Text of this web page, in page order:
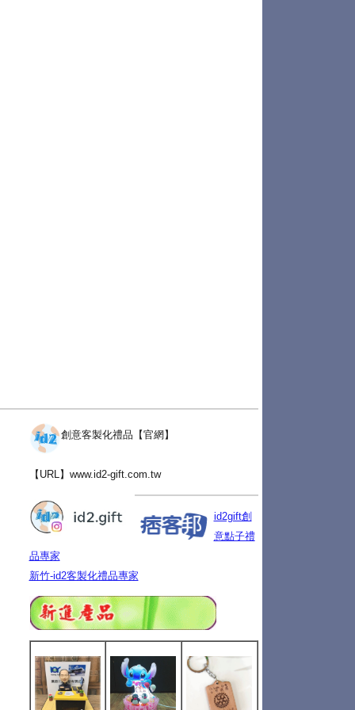
創意客製化禮品【官網】
【URL】 www.id2-gift.com.tw
id2gift創
意點子禮
品專家
新竹-id2客製化禮品專家